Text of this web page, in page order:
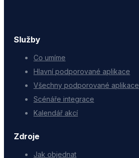
Služby
Co umíme
Hlavní podporované aplikace
Všechny podporované aplikace
Scénáře integrace
Kalendář akcí
Zdroje
Jak objednat